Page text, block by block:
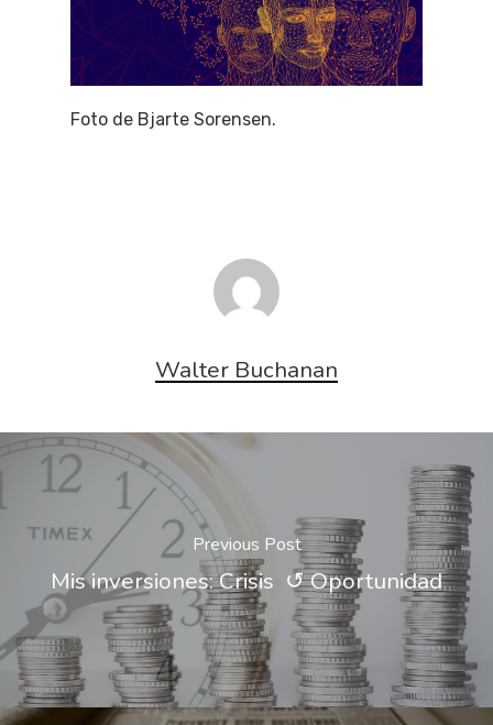
Foto de Bjarte Sorensen.
Walter Buchanan
Previous Post
Mis inversiones: Crisis ↺ Oportunidad